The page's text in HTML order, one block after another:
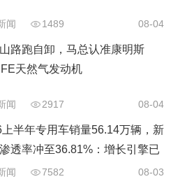
闻 1489 08-04
路跑自卸，马总认准康明斯
天然气发动机
闻 2917 08-04
上半年专用车销量56.14万辆，新
透率冲至36.81%：增长引擎已
闻 7582 08-03